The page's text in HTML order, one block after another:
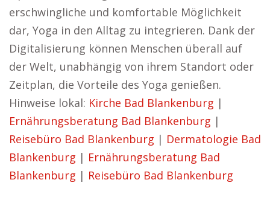
erschwingliche und komfortable Möglichkeit
dar, Yoga in den Alltag zu integrieren. Dank der
Digitalisierung können Menschen überall auf
der Welt, unabhängig von ihrem Standort oder
Zeitplan, die Vorteile des Yoga genießen.
Hinweise lokal: Kirche Bad Blankenburg |
Ernährungsberatung Bad Blankenburg |
Reisebüro Bad Blankenburg | Dermatologie Bad
Blankenburg | Ernährungsberatung Bad
Blankenburg | Reisebüro Bad Blankenburg